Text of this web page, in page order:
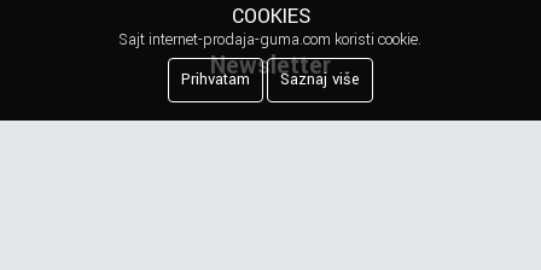
Newsletter
COOKIES
Sajt internet-prodaja-guma.com koristi cookie.
Prihvatam
Saznaj više